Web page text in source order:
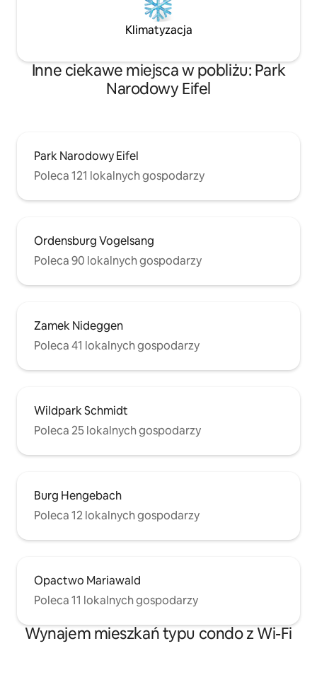
Klimatyzacja
Inne ciekawe miejsca w pobliżu: Park
Narodowy Eifel
Park Narodowy Eifel
Poleca 121 lokalnych gospodarzy
Ordensburg Vogelsang
Poleca 90 lokalnych gospodarzy
Zamek Nideggen
Poleca 41 lokalnych gospodarzy
Wildpark Schmidt
Poleca 25 lokalnych gospodarzy
Burg Hengebach
Poleca 12 lokalnych gospodarzy
Opactwo Mariawald
Poleca 11 lokalnych gospodarzy
Wynajem mieszkań typu condo z Wi-Fi